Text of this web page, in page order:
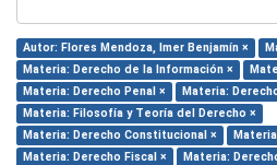
Autor: Flores Mendoza, Imer Benjamín ×
Materia: Derecho de la Información ×
Materia: Derecho Penal ×
Materia:
Materia: Filosofía y Teoría del Derecho ×
Materia: Derecho Constitucional ×
Materia: Derecho Fiscal ×
Materia: